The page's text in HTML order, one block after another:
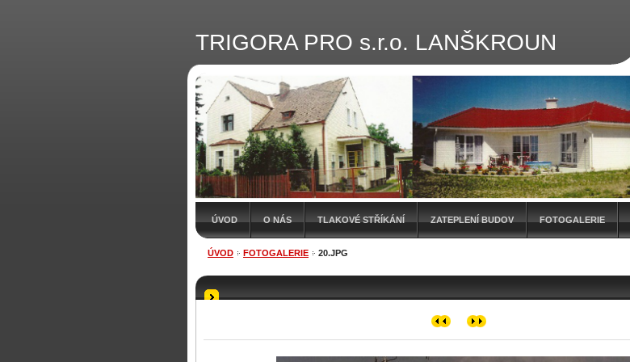
TRIGORA PRO s.r.o. LANŠKROUN
ÚVOD O NÁS TLAKOVÉ STŘÍKÁNÍ ZATEPLENÍ BUDOV FOTOGALERIE
ÚVOD FOTOGALERIE 20.JPG